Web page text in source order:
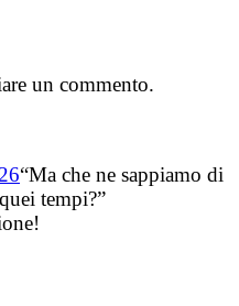
un commento.
“Ma che ne sappiamo di
tempi?”